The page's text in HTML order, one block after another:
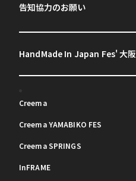
告知協力のお願い
HandMade In Japan Fes' 大阪
Creema
Creema YAMABIKO FES
Creema SPRINGS
InFRAME